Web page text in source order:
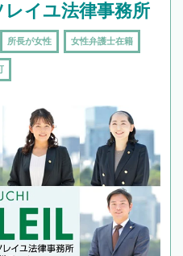
イユ法律事務所
所長が女性 女性弁護士在籍